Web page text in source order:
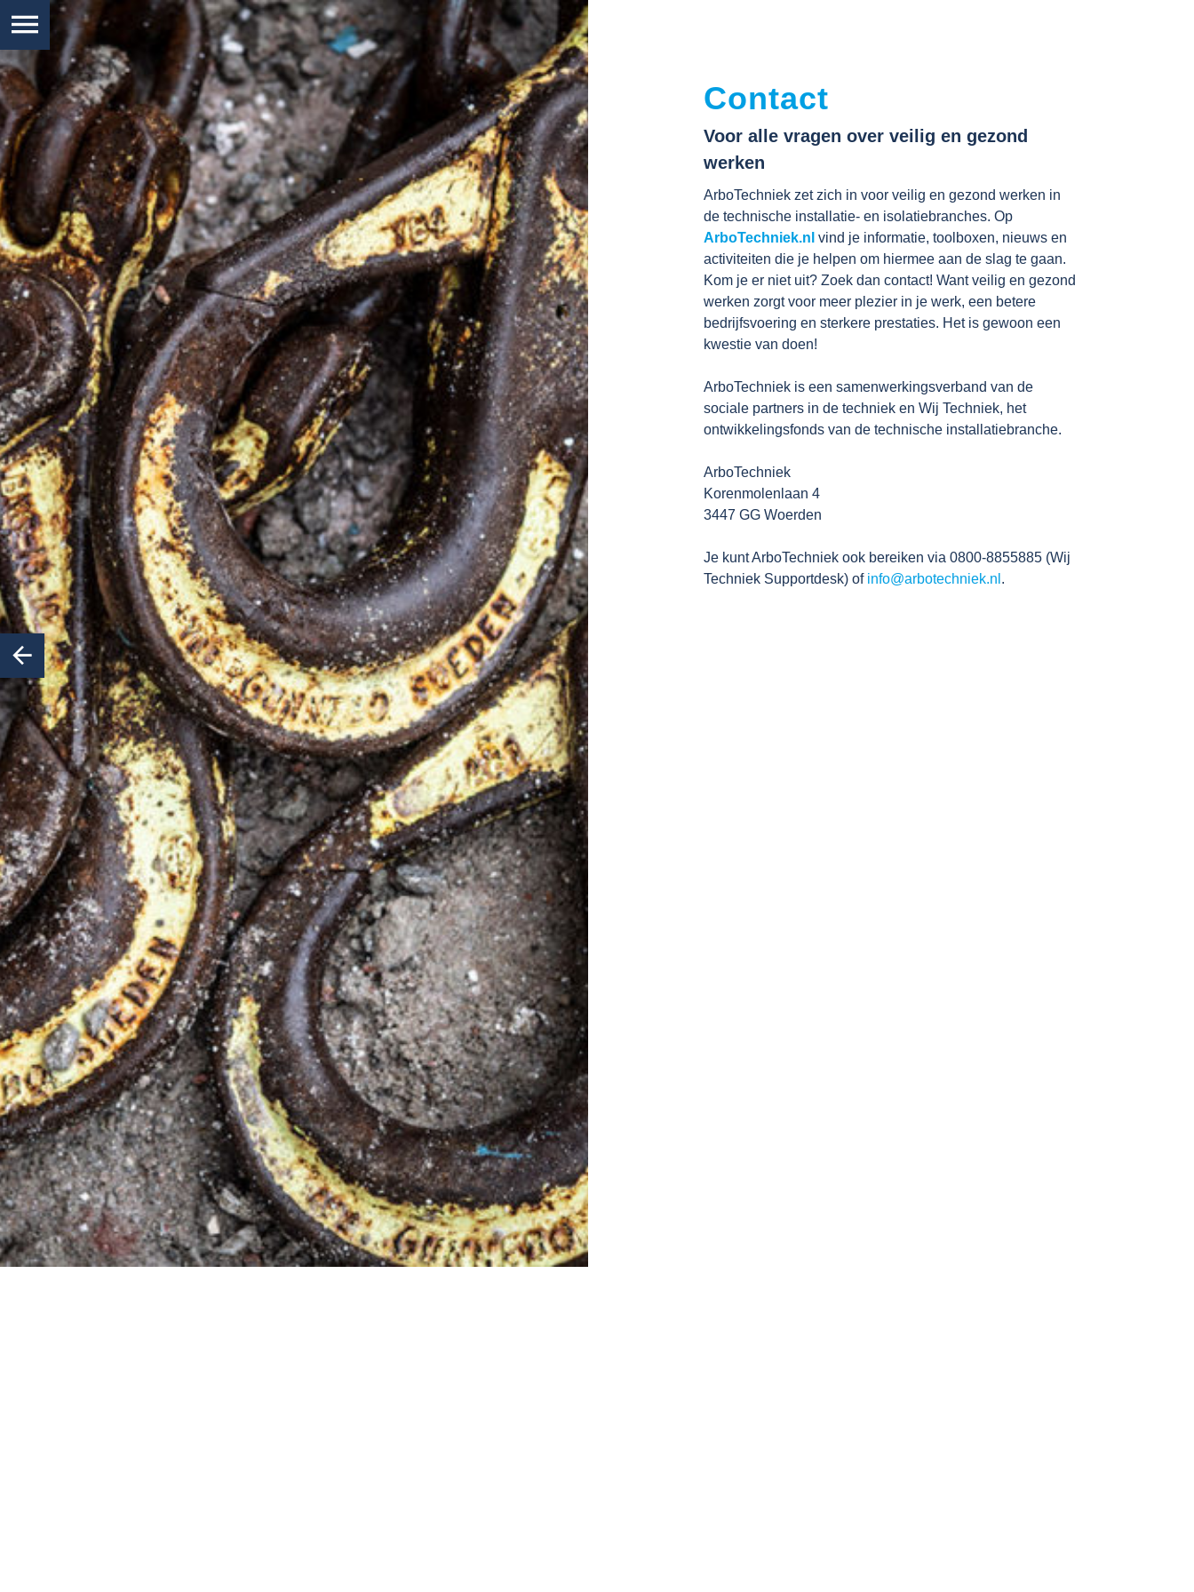
Contact
Voor alle vragen over veilig en gezond
werken
ArboTechniek zet zich in voor veilig en gezond werken in
de technische installatie- en isolatiebranches. Op
ArboTechniek.nl vind je informatie, toolboxen, nieuws en
activiteiten die je helpen om hiermee aan de slag te gaan.
Kom je er niet uit? Zoek dan contact! Want veilig en gezond
werken zorgt voor meer plezier in je werk, een betere
bedrijfsvoering en sterkere prestaties. Het is gewoon een
kwestie van doen!
ArboTechniek is een samenwerkingsverband van de
sociale partners in de techniek en Wij Techniek, het
ontwikkelingsfonds van de technische installatiebranche.
ArboTechniek
Korenmolenlaan 4
3447 GG Woerden
Je kunt ArboTechniek ook bereiken via 0800-8855885 (Wij
Techniek Supportdesk) of info@arbotechniek.nl .